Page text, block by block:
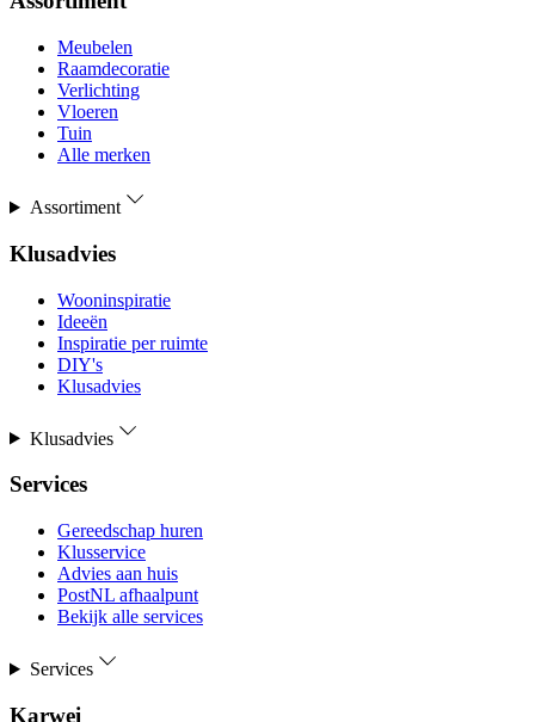
Meubelen
Raamdecoratie
Verlichting
Vloeren
Tuin
Alle merken
Assortiment
Klusadvies
Wooninspiratie
Ideeën
Inspiratie per ruimte
DIY's
Klusadvies
Klusadvies
Services
Gereedschap huren
Klusservice
Advies aan huis
PostNL afhaalpunt
Bekijk alle services
Services
Karwei